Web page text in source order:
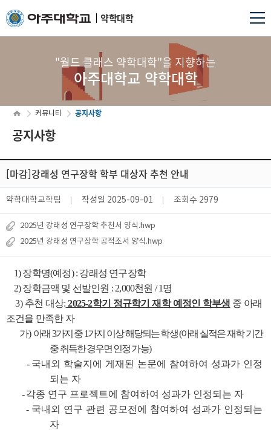
약학대학
"월드 클래스 약학대학"을 지향하는
아주대학교 약학대학
커뮤니티 공지사항
공지사항
[마감]강래성 연구장학 학부 대상자 추천 안내
약학대학교학팀 작성일 2025-09-01 조회수 2979
2025년 강래성 연구장학 추천서 양식.hwp
2025년 강래성 연구장학 공적조서 양식.hwp
1) 장학명(예정) : 강래성 연구장학
2) 장학금액 및 선발인원 : 2,000천원 / 1명
3) 추천 대상: 2025-2학기 정규학기 재학 예정인 학부생 중 아래
조건을 만족한 자
가) 아래 3가지 중 1가지 이상 해당되는 학생 (아래 실적은 재학 기간
중 취득한 경우면 인정 가능)
- 국내외 학술지에 게재된 논문에 참여하여 성과가 인정
되는 자
-각종 연구 프로젝트에 참여하여 성과가 인정되는 자
-국내외 연구 관련 공모전에 참여하여 성과가 인정되는
자